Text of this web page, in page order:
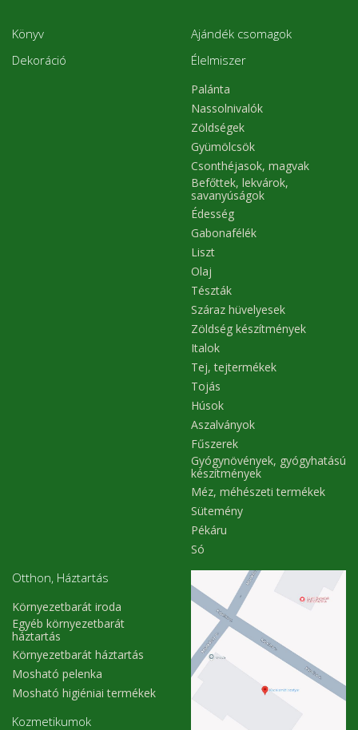
Könyv
Dekoráció
Ajándék csomagok
Élelmiszer
Palánta
Nassolnivalók
Zöldségek
Gyümölcsök
Csonthéjasok, magvak
Befőttek, lekvárok,
savanyúságok
Édesség
Gabonafélék
Liszt
Olaj
Tészták
Száraz hüvelyesek
Zöldség készítmények
Italok
Tej, tejtermékek
Tojás
Húsok
Aszalványok
Fűszerek
Gyógynövények, gyógyhatású
készítmények
Méz, méhészeti termékek
Sütemény
Pékáru
Só
Otthon, Háztartás
Környezetbarát iroda
Egyéb környezetbarát
háztartás
Környezetbarát háztartás
Mosható pelenka
Mosható higiéniai termékek
Kozmetikumok